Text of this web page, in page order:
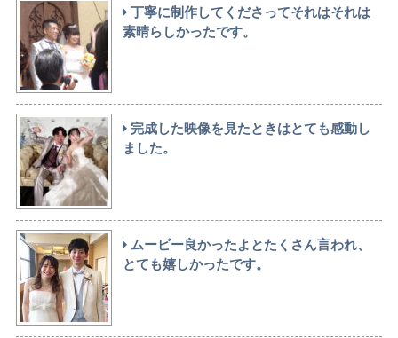
丁寧に制作してくださってそれはそれは
素晴らしかったです。
完成した映像を見たときはとても感動し
ました。
ムービー良かったよとたくさん言われ、
とても嬉しかったです。